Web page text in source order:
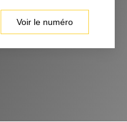
Voir le numéro